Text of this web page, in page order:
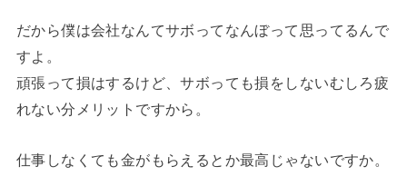
だから僕は会社なんてサボってなんぼって思ってるんで
すよ。
頑張って損はするけど、サボっても損をしないむしろ疲
れない分メリットですから。
仕事しなくても金がもらえるとか最高じゃないですか。